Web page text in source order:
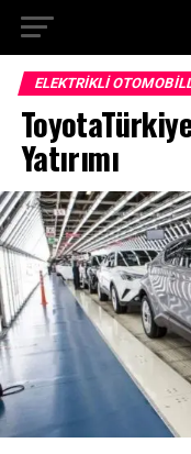
ELEKTRIKLI
Yatırımı